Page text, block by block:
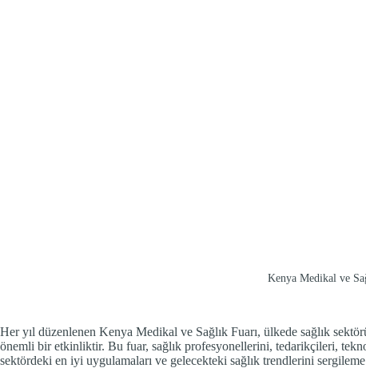
Kenya Medikal ve
Her yıl düzenlenen Kenya Medikal ve Sağlık Fuarı, ülkede sağlık
önemli bir etkinliktir. Bu fuar, sağlık profesyonellerini, tedarikçileri,
sektördeki en iyi uygulamaları ve gelecekteki sağlık trendlerini sergileme